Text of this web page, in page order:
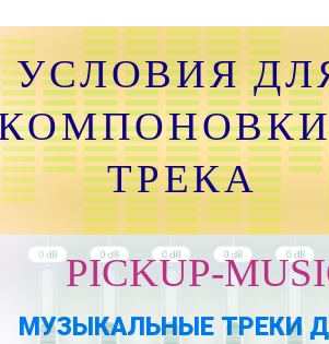
УСЛОВИЯ
ТРЕКА
PICKUP-
МУЗЫКАЛЬНЫЕ ТРЕКИ